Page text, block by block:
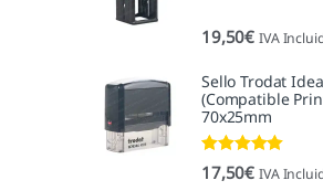
19,50€ IVA
Sello Trodat
(Compatible
70x25mm
Valorado con
5.00de 5
17,50€ IVA